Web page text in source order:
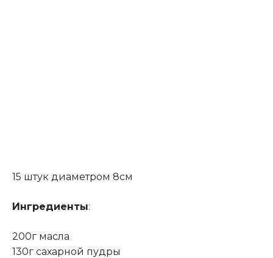
15 штук диаметром 8см
Ингредиенты:
200г масла
130г сахарной пудры